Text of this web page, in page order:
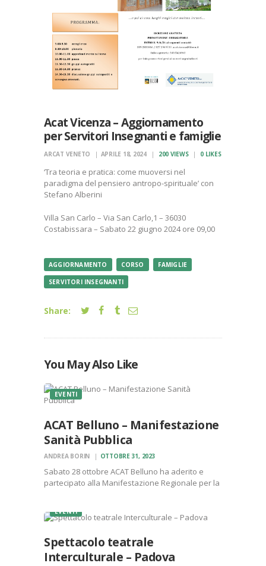
Acat Vicenza – Aggiornamento
per Servitori Insegnanti e famiglie
ARCAT VENETO APRILE 18, 2024 200 VIEWS 0 LIKES
‘Tra teoria e pratica: come muoversi nel
paradigma del pensiero antropo-spirituale’ con
Stefano Alberini
Villa San Carlo – Via San Carlo,1 – 36030
Costabissara – Sabato 22 giugno 2024 ore 09,00
AGGIORNAMENTO CORSO FAMIGLIE
SERVITORI INSEGNANTI
Share:
You May Also Like
EVENTI
ACAT Belluno – Manifestazione
Sanità Pubblica
ANDREA BORIN OTTOBRE 31, 2023
Sabato 28 ottobre ACAT Belluno ha aderito e
partecipato alla Manifestazione Regionale per la
reparto di alcologia di Auronzo, che ha saputo
EVENTI
Spettacolo teatrale
Interculturale – Padova